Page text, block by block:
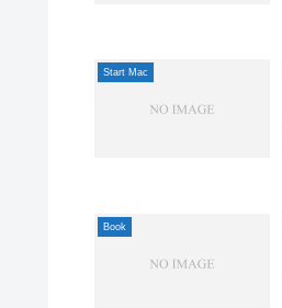
Start Mac
Book